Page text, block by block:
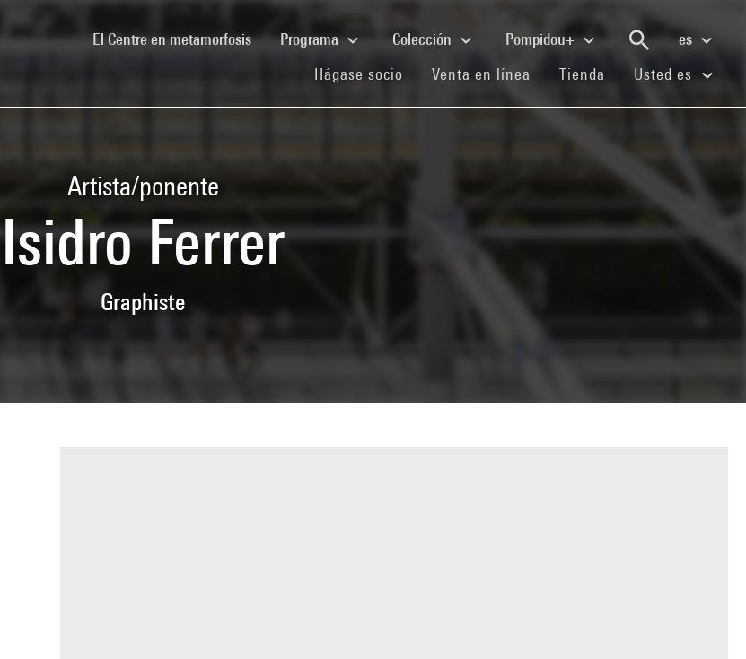
El Centre en metamorfosis(current)Programa Colección Pompidou+
es
Hágase socio (current)
Venta en línea (current)
Tienda (current)
Usted es
Artista/ponente
Isidro Ferrer
Graphiste